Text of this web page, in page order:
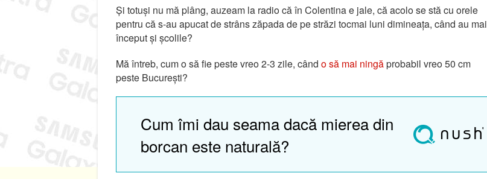
Și totuși nu mă plâng, auzeam la radio că în Colentina e jale, că acolo se stă cu orele
pentru că s-au apucat de strâns zăpada de pe străzi tocmai luni dimineața, când au mai
început și școlile?
Mă întreb, cum o să fie peste vreo 2-3 zile, când o să mai ningăprobabil vreo 50 cm
peste București?
Cum îmi dau seama dacă mierea din
borcan este naturală?